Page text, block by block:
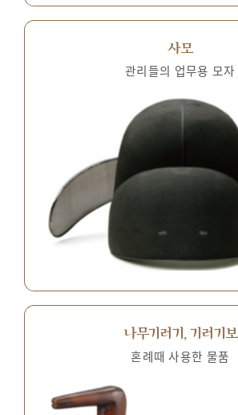
사모
관리들의 업무용 모자
나무기러기, 기러기보
혼례때 사용한 물품